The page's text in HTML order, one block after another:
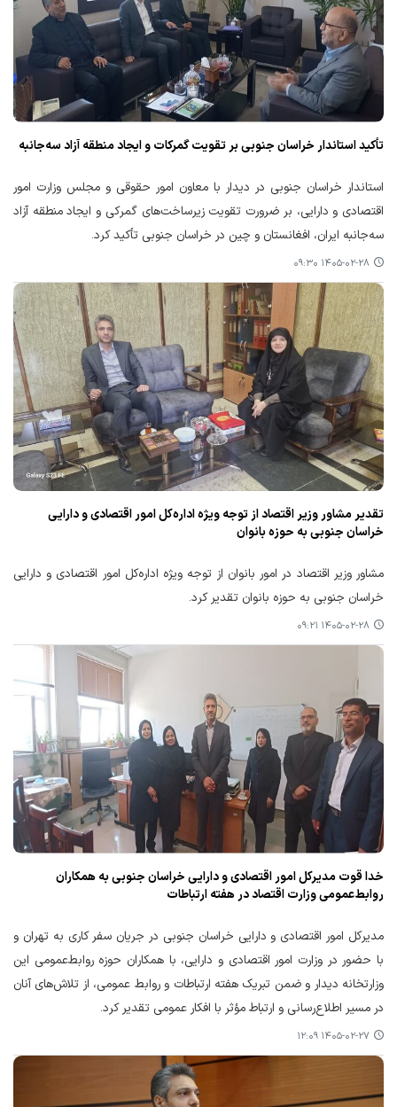
تأکید استاندار خراسان جنوبی بر تقویت گمرکات و ایجاد منطقه آزاد سه‌جانبه
استاندار خراسان جنوبی در دیدار با معاون امور حقوقی و مجلس وزارت امور
اقتصادی و دارایی، بر ضرورت تقویت زیرساخت‌های گمرکی و ایجاد منطقه آزاد
سه‌جانبه ایران، افغانستان و چین در خراسان جنوبی تأکید کرد.
۱۴۰۵-۰۲-۲۸ ۰۹:۳۰
تقدیر مشاور وزیر اقتصاد از توجه ویژه اداره‌کل امور اقتصادی و دارایی
خراسان جنوبی به حوزه بانوان
مشاور وزیر اقتصاد در امور بانوان از توجه ویژه اداره‌کل امور اقتصادی و دارایی
خراسان جنوبی به حوزه بانوان تقدیر کرد.
۱۴۰۵-۰۲-۲۸ ۰۹:۲۱
خدا قوت مدیرکل امور اقتصادی و دارایی خراسان جنوبی به همکاران
روابط‌عمومی وزارت اقتصاد در هفته ارتباطات
مدیرکل امور اقتصادی و دارایی خراسان جنوبی در جریان سفر کاری به تهران و
با حضور در وزارت امور اقتصادی و دارایی، با همکاران حوزه روابط‌عمومی این
وزارتخانه دیدار و ضمن تبریک هفته ارتباطات و روابط عمومی، از تلاش‌های آنان
در مسیر اطلاع‌رسانی و ارتباط مؤثر با افکار عمومی تقدیر کرد.
۱۴۰۵-۰۲-۲۷ ۱۲:۰۹